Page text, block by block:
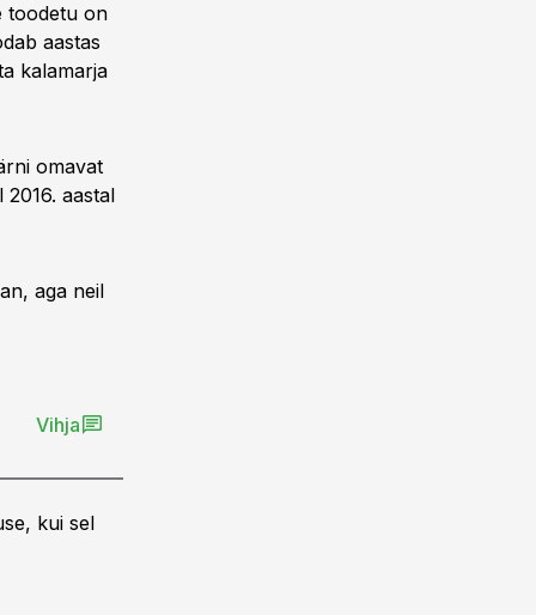
toodetu on
aastas
kalamarja
omavat
aastal
aga neil
Vihja
kui sel